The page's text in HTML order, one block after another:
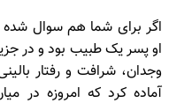
اگر برای شما هم سوال شده
اوپسر یک طبیب بود و در
وجدان، شرافت و رفتار
آماده کرد که امروزه در